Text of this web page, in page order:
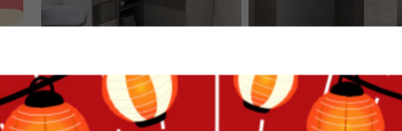
【幅100cm】収納付きL字型デスク
【幅90cm】Eve 引き出し
パクトデスク